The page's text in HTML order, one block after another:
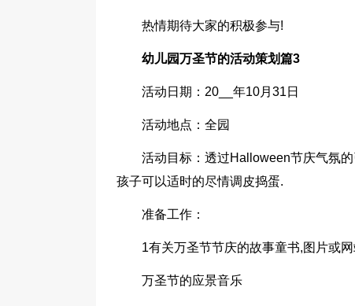
热情期待大家的积极参与!
幼儿园万圣节的活动策划篇3
活动日期：20__年10月31日
活动地点：全园
活动目标：透过Halloween节庆气氛
孩子可以适时的尽情调皮捣蛋.
准备工作：
1有关万圣节节庆的故事童书,图片或
万圣节的应景音乐